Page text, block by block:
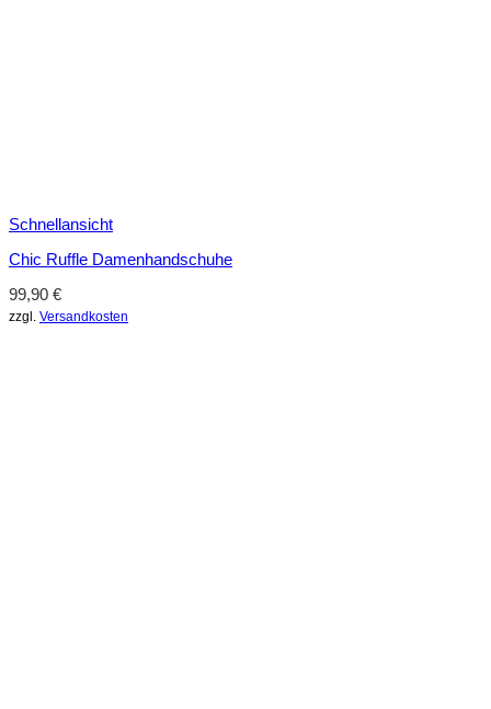
Schnellansicht
Chic Ruffle Damenhandschuhe
99,90 €
zzgl. Versandkosten